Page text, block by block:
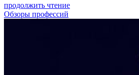
продолжить чтение
Обзоры профессий